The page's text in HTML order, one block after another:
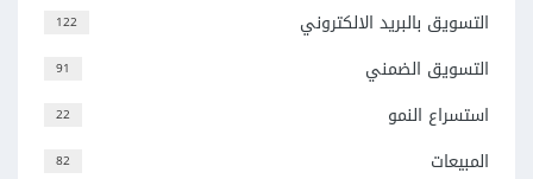
122 التسويق بالبريد الالكتروني
91 التسويق الضمني
22 استسراع النمو
82 المبيعات